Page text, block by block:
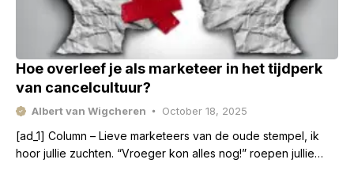
Hoe overleef je als marketeer in het tijdperk
van cancelcultuur?
Albert van Wigcheren October 18, 2025
[ad_1] Column – Lieve marketeers van de oude stempel, ik
hoor jullie zuchten. “Vroeger kon alles nog!” roepen jullie